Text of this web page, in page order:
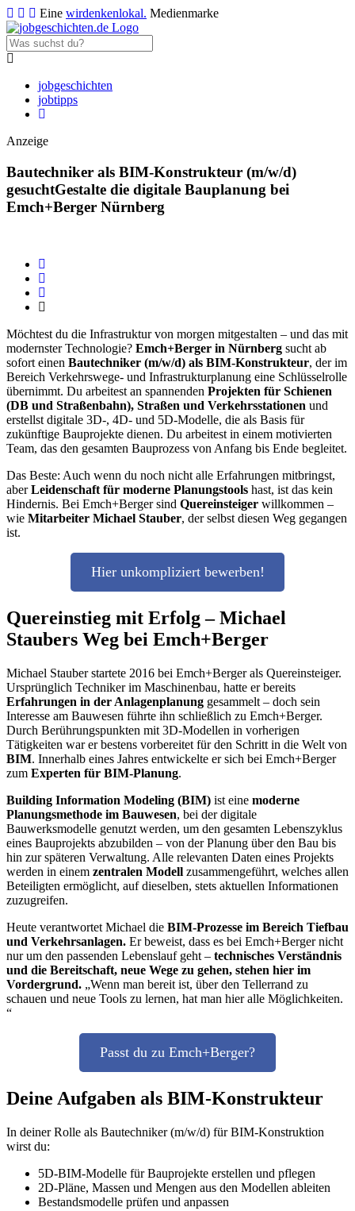
Eine wirdenkenlokal. Medienmarke
jobgeschichten
jobtipps
Anzeige
Bautechniker als BIM-Konstrukteur (m/w/d)
gesuchtGestalte die digitale Bauplanung bei
Emch+Berger Nürnberg
Möchtest du die Infrastruktur von morgen mitgestalten – und das mit
modernster Technologie? Emch+Berger in Nürnberg sucht ab
sofort einen Bautechniker (m/w/d) als BIM-Konstrukteur, der im
Bereich Verkehrswege- und Infrastrukturplanung eine Schlüsselrolle
übernimmt. Du arbeitest an spannenden Projekten für Schienen
(DB und Straßenbahn), Straßen und Verkehrsstationen und
erstellst digitale 3D-, 4D- und 5D-Modelle, die als Basis für
zukünftige Bauprojekte dienen. Du arbeitest in einem motivierten
Team, das den gesamten Bauprozess von Anfang bis Ende begleitet.
Das Beste: Auch wenn du noch nicht alle Erfahrungen mitbringst,
aberLeidenschaft für moderne Planungstools hast, ist das kein
Hindernis. Bei Emch+Berger sind Quereinsteiger willkommen –
wie Mitarbeiter Michael Stauber, der selbst diesen Weg gegangen
ist.
Hier unkompliziert bewerben!
Quereinstieg mit Erfolg – Michael
Staubers Weg bei Emch+Berger
Michael Stauber startete 2016 bei Emch+Berger als Quereinsteiger.
Ursprünglich Techniker im Maschinenbau, hatte er bereits
Erfahrungen in der Anlagenplanung gesammelt – doch sein
Interesse am Bauwesen führte ihn schließlich zu Emch+Berger.
Durch Berührungspunkten mit 3D-Modellen in vorherigen
Tätigkeiten war er bestens vorbereitet für den Schritt in die Welt von
BIM. Innerhalb eines Jahres entwickelte er sich bei Emch+Berger
zum Experten für BIM-Planung.
Building Information Modeling (BIM) ist eine moderne
Planungsmethode im Bauwesen, bei der digitale
Bauwerksmodelle genutzt werden, um den gesamten Lebenszyklus
eines Bauprojekts abzubilden – von der Planung über den Bau bis
hin zur späteren Verwaltung. Alle relevanten Daten eines Projekts
werden in einem zentralen Modell zusammengeführt, welches allen
Beteiligten ermöglicht, auf dieselben, stets aktuellen Informationen
zuzugreifen.
Heute verantwortet Michael die BIM-Prozesse im Bereich Tiefbau
und Verkehrsanlagen. Er beweist, dass es bei Emch+Berger nicht
nur um den passenden Lebenslauf geht – technisches Verständnis
und die Bereitschaft, neue Wege zu gehen, stehen hier im
Vordergrund. „Wenn man bereit ist, über den Tellerrand zu
schauen und neue Tools zu lernen, hat man hier alle Möglichkeiten.
“
Passt du zu Emch+Berger?
Deine Aufgaben als BIM-Konstrukteur
In deiner Rolle als Bautechniker (m/w/d) für BIM-Konstruktion
wirst du:
5D-BIM-Modelle für Bauprojekte erstellen und pflegen
2D-Pläne, Massen und Mengen aus den Modellen ableiten
Bestandsmodelle prüfen und anpassen